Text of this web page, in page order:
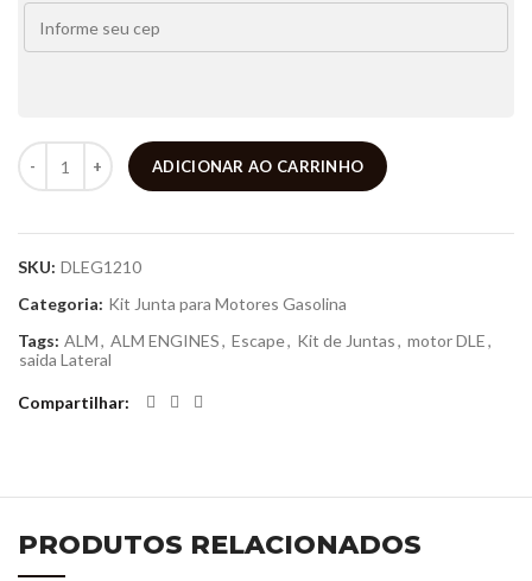
ADICIONAR AO CARRINHO
SKU: DLEG1210
Categoria: Kit Junta para Motores Gasolina
Tags: ALM, ALM ENGINES, Escape, Kit de Juntas, motor DLE,
saida Lateral
Compartilhar
PRODUTOS RELACIONADOS